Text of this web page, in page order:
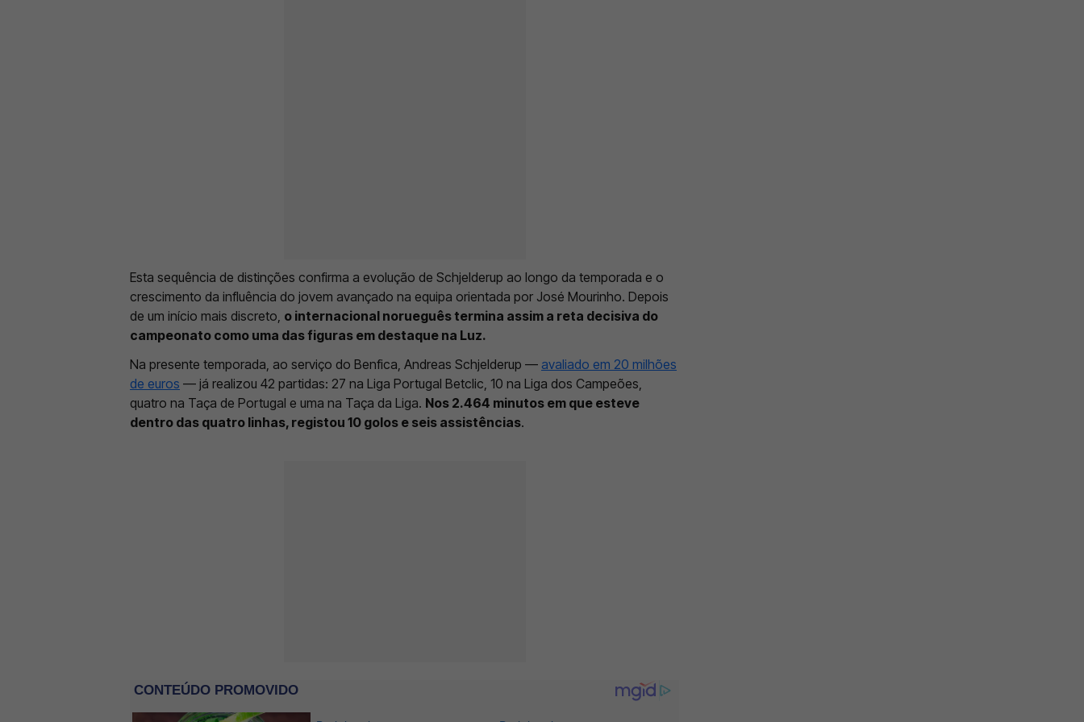
Esta sequência de distinções confirma a evolução de Schjelderup ao longo da temporada e o
crescimento da influência do jovem avançado na equipa orientada por José Mourinho. Depois
de um início mais discreto, o internacional norueguês termina assim a reta decisiva do
campeonato como uma das figuras em destaque na Luz.
Na presente temporada, ao serviço do Benfica, Andreas Schjelderup — avaliado em 20 milhões
de euros — já realizou 42 partidas: 27 na Liga Portugal Betclic, 10 na Liga dos Campeões,
quatro na Taça de Portugal e uma na Taça da Liga. Nos 2.464 minutos em que esteve
dentro das quatro linhas, registou 10 golos e seis assistências.